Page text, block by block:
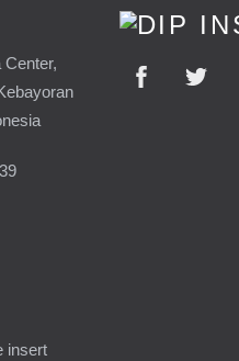
Center,
insert